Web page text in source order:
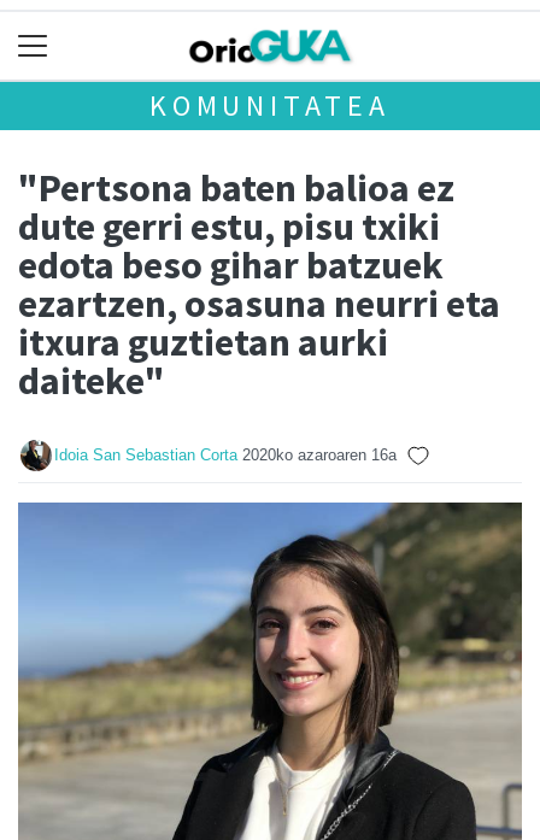
KOMUNITATEA
"Pertsona baten balioa ez
dute gerri estu, pisu txiki
edota beso gihar batzuek
ezartzen, osasuna neurri eta
itxura guztietan aurki
daiteke"
Idoia San Sebastian Corta 2020ko azaroaren 16a